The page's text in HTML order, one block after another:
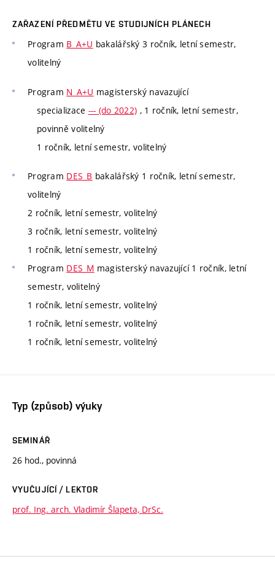
ZAŘAZENÍ PŘEDMĚTU VE STUDIJNÍCH PLÁNECH
Program B_A+U bakalářský 3 ročník, letní semestr,
volitelný
Program N_A+U magisterský navazující
specializace --- (do 2022) , 1 ročník, letní semestr,
povinně volitelný
1 ročník, letní semestr, volitelný
Program DES_B bakalářský 1 ročník, letní semestr,
volitelný
2 ročník, letní semestr, volitelný
3 ročník, letní semestr, volitelný
1 ročník, letní semestr, volitelný
Program DES_M magisterský navazující 1 ročník, letní
semestr, volitelný
1 ročník, letní semestr, volitelný
1 ročník, letní semestr, volitelný
1 ročník, letní semestr, volitelný
Typ (způsob) výuky
SEMINÁŘ
26 hod., povinná
VYUČUJÍCÍ / LEKTOR
prof. Ing. arch. Vladimír Šlapeta, DrSc.